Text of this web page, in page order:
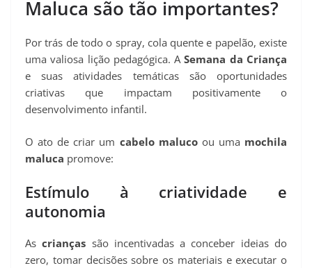
Maluca são tão importantes?
Por trás de todo o spray, cola quente e papelão, existe
uma valiosa lição pedagógica. ASemana da Criança
e suas atividades temáticas são oportunidades
criativas que impactam positivamente o
desenvolvimento infantil.
O ato de criar um cabelo malucoou uma mochila
maluca promove:
Estímulo à criatividade e
autonomia
Ascrianças são incentivadas a conceber ideias do
zero, tomar decisões sobre os materiais e executar o